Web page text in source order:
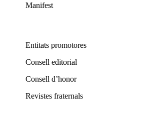
Manifest
Entitats promotores
Consell editorial
Consell d’honor
Revistes fraternals